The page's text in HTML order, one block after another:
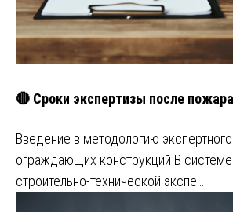
🔴 Сроки экспертизы после пожара
Введение в методологию
ограждающих конструкций В
строительно-технической экспе…